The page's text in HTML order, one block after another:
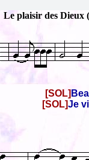
Le plaisir des Dieux
[SOL]
[SOL]Je